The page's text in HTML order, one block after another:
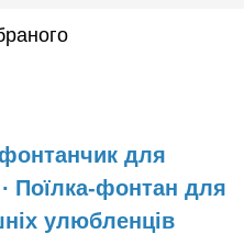
для
Поїлка-фонтан для
улюбленців